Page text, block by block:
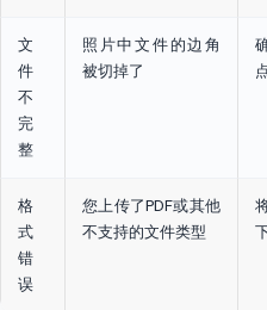
文
件
不
完
整
照片中文件的边角
被切掉了
格
式
错
误
您上传了PDF或其他
不支持的文件类型